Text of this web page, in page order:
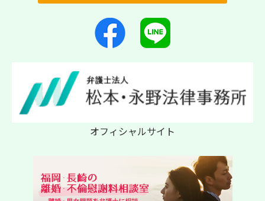
オフィシャルサイト